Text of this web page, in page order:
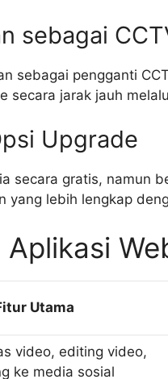
sebagai
sebagai pengganti
secara jarak jauh
Upgrade
secara gratis, namun
yang lebih lengkap
Utama
video, editing video,
ke media sosial